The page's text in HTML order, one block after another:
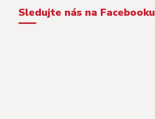
Sledujte nás na Facebooku